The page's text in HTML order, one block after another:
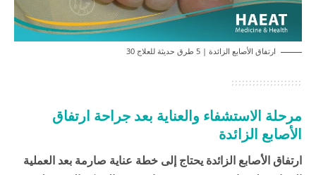
ارتفاق الأصابع الزائدة | 5 طرق حديثة للعلاج 30
مرحلة الاستشفاء والعناية بعد جراحة ارتفاق
الأصابع الزائدة
ارتفاق الأصابع الزائدة يحتاج إلى خطة عناية صارمة بعد العملية